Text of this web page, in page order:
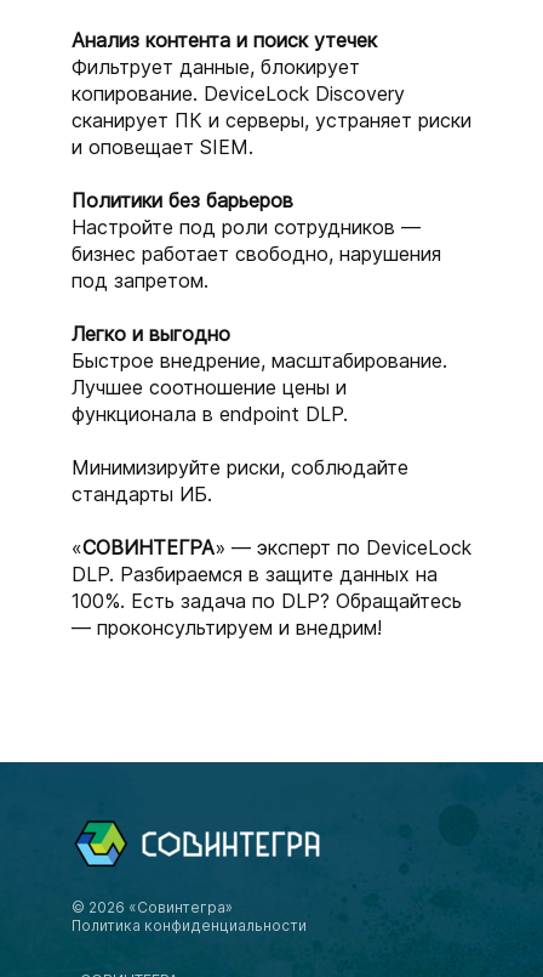
Анализ контента и поиск утечек
Фильтрует данные, блокирует
копирование. DeviceLock Discovery
сканирует ПК и серверы, устраняет риски
и оповещает SIEM.
Политики без барьеров
Настройте под роли сотрудников —
бизнес работает свободно, нарушения
под запретом.
Легко и выгодно
Быстрое внедрение, масштабирование.
Лучшее соотношение цены и
функционала в endpoint DLP.
Минимизируйте риски, соблюдайте
стандарты ИБ.
«СОВИНТЕГРА» — эксперт по DeviceLock
DLP. Разбираемся в защите данных на
100%. Есть задача по DLP? Обращайтесь
— проконсультируем и внедрим!
© 2026 «Совинтегра»
Политика конфиденциальности